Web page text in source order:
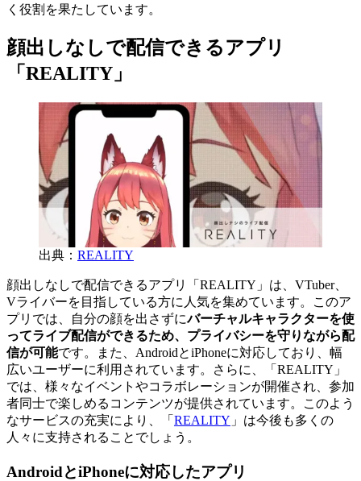
く役割を果たしています。
顔出しなしで配信できるアプリ
「REALITY」
出典： REALITY
顔出しなしで配信できるアプリ「REALITY」は、VTuber、
Vライバーを目指している方に人気を集めています。このア
プリでは、自分の顔を出さずにバーチャルキャラクターを使
ってライブ配信ができるため、プライバシーを守りながら配
信が可能です。また、AndroidとiPhoneに対応しており、幅
広いユーザーに利用されています。さらに、「REALITY」
では、様々なイベントやコラボレーションが開催され、参加
者同士で楽しめるコンテンツが提供されています。このよう
なサービスの充実により、「 REALITY 」は今後も多くの
人々に支持されることでしょう。
AndroidとiPhoneに対応したアプリ